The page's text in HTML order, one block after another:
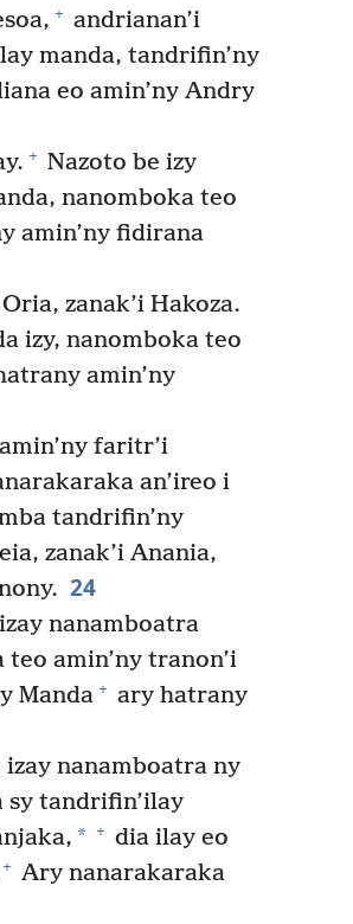
+ andrianan’i
manda, tandrifin’ny
eo amin’ny Andry
+ Nazoto be izy
nanomboka teo
amin’ny fidirana
zanak’i Hakoza.
izy, nanomboka teo
amin’ny
faritr’i
an’ireo i
tandrifin’ny
zanak’i Anania,
24
nanamboatra
amin’ny tranon’i
Manda + ary hatrany
izay nanamboatra ny
sy tandrifin’ilay
* + dia ilay eo
+ Ary nanarakaraka